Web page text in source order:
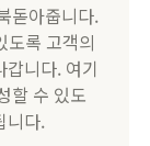
돋아줍니다.
도록 고객의
니다. 여기
할 수 있도
니다.